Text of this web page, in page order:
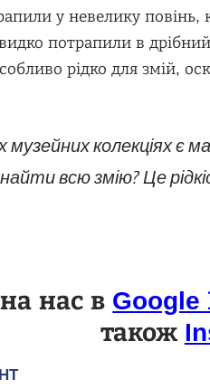
у невелику
потрапили в
рідко для змій,
музейних колекціях є
всю змію? Це
нас в
також